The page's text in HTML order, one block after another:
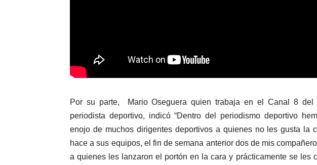
Por su parte, Mario Oseguera quien trabaja en el Canal 8 del
periodista deportivo, indicó “Dentro del periodismo deportivo
enojo de muchos dirigentes deportivos a quienes no les gusta la
hace a sus equipos, el fin de semana anterior dos de mis
a quienes les lanzaron el portón en la cara y prácticamente se les